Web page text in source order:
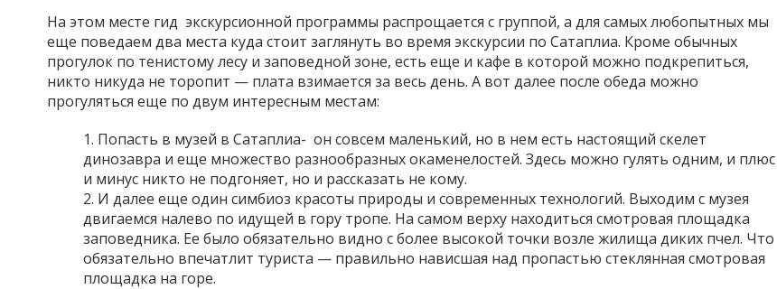
На этом месте гид экскурсионной программы распрощается с группой, а для самых любопытных мы
еще поведаем два места куда стоит заглянуть во время экскурсии по Сатаплиа. Кроме обычных
прогулок по тенистому лесу и заповедной зоне, есть еще и кафе в которой можно подкрепиться,
никто никуда не торопит — плата взимается за весь день. А вот далее после обеда можно
прогуляться еще по двум интересным местам:
Попасть в музей в Сатаплиа- он совсем маленький, но в нем есть настоящий скелет
динозавра и еще множество разнообразных окаменелостей. Здесь можно гулять одним, и плюс
и минус никто не подгоняет, но и рассказать не кому.
И далее еще один симбиоз красоты природы и современных технологий. Выходим с музея
двигаемся налево по идущей в гору тропе. На самом верху находиться смотровая площадка
заповедника. Ее было обязательно видно с более высокой точки возле жилища диких пчел. Что
обязательно впечатлит туриста — правильно нависшая над пропастью стеклянная смотровая
площадка на горе.